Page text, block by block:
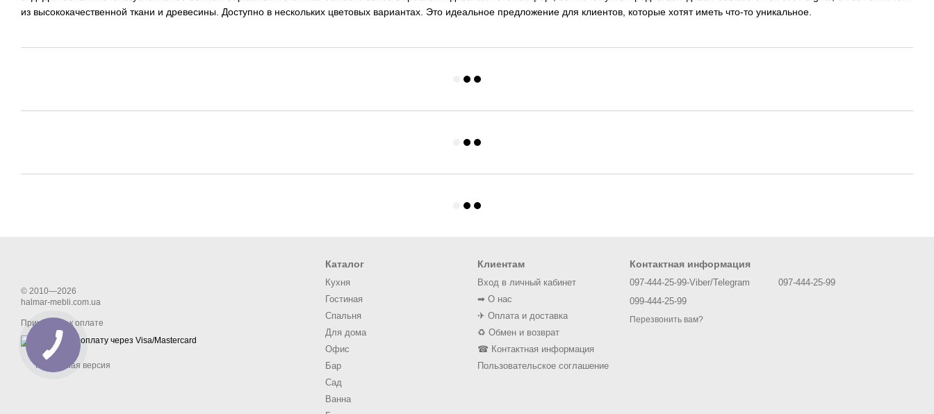
из высококачественной ткани и древесины. Доступно в нескольких цветовых вариантах. Это идеальное предложение для клиентов, которые хотят иметь что-то уникальное.
© 2010—2026
halmar-mebli.com.ua
Принимаем к оплате
Мобильная версия
Каталог
Кухня
Гостиная
Спальня
Для дома
Офис
Бар
Сад
Ванна
Клиентам
Вход в личный кабинет
➡ О нас
✈ Оплата и доставка
♻ Обмен и возврат
☎ Контактная информация
Пользовательское соглашение
Контактная информация
097-444-25-99-Viber/Telegram
099-444-25-99
Перезвонить вам?
097-444-25-99